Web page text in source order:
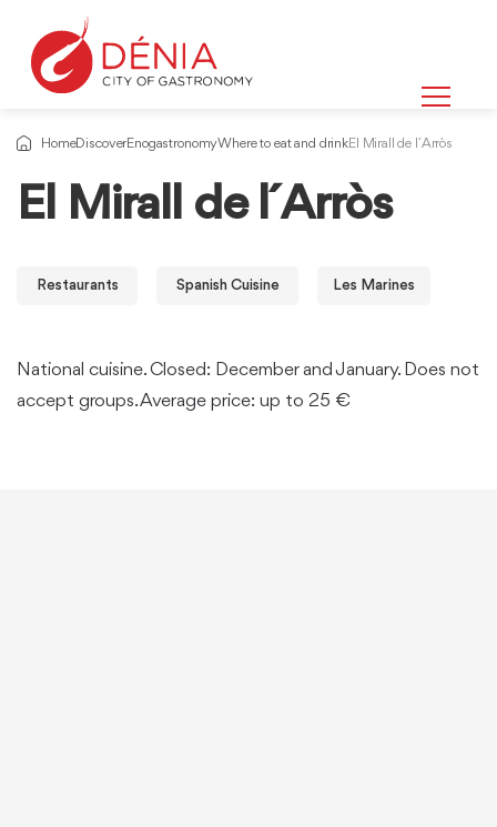
HomeDiscoverEnogastronomyWhere to eat and drinkEl Mirall de l´Arròs
El Mirall de l´Arròs
Restaurants Spanish Cuisine Les Marines
National cuisine. Closed: December and January. Does not
accept groups. Average price: up to 25 €